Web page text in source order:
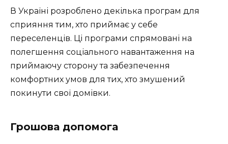
В Україні розроблено декілька програм для
сприяння тим, хто приймає у себе
переселенців. Ці програми спрямовані на
полегшення соціального навантаження на
приймаючу сторону та забезпечення
комфортних умов для тих, хто змушений
покинути свої домівки.
Грошова допомога